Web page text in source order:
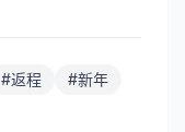
#返程 #新年